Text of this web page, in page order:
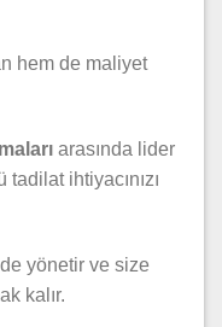
hem de maliyet
arasında lider
ihtiyacınızı
yönetir ve size
kalır.